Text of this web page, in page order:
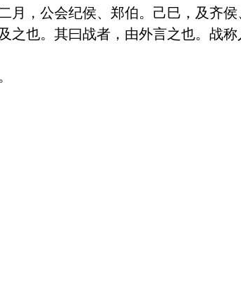
月，公会纪侯、郑伯。己巳，及齐
之也。其曰战者，由外言之也。战